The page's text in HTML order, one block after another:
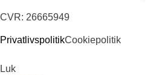
CVR: 26665949
PrivatlivspolitikCookiepolitik
Luk